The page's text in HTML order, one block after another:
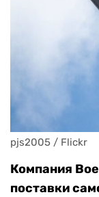
pjs2005 / Flickr
Компания
поставки